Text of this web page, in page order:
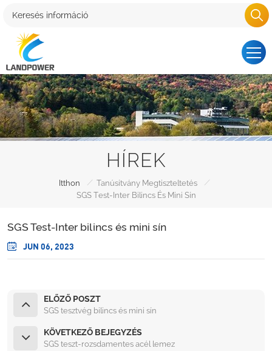
HÍREK
Itthon / Tanúsítvány Megtiszteltetés
/
SGS Test-Inter Bilincs És Mini Sín
SGS Test-Inter bilincs és mini sín
JUN 06, 2023
ELŐZŐ POSZT
SGS tesztvég bilincs és mini sín
KÖVETKEZŐ BEJEGYZÉS
SGS teszt-rozsdamentes acél lemez